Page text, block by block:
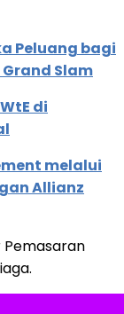
Peluang bagi
Slam
di
melalui
Allianz
Pemasaran